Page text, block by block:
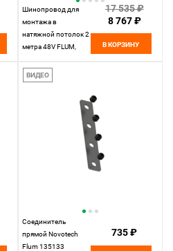
Шинопровод для
монтажа в
натяжной потолок 2
метра 48V FLUM,
17 535 ₽
8 767 ₽
В КОРЗИНУ
ВИДЕО
Соединитель
прямой Novotech
Flum 135133
735 ₽